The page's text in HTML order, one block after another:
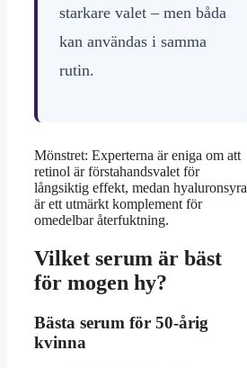
starkare valet – men båda
kan användas i samma
rutin.
Mönstret: Experterna är eniga om att
retinol är förstahandsvalet för
långsiktig effekt, medan hyaluronsyra
är ett utmärkt komplement för
omedelbar återfuktning.
Vilket serum är bäst
för mogen hy?
Bästa serum för 50-årig
kvinna